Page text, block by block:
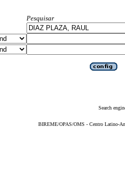
Pesquisar
Search
BIREME/OPAS/OMS - Centro Latino-